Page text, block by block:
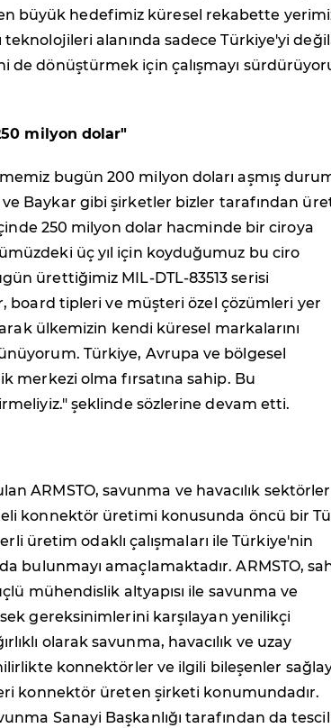
büyük hedefimiz küresel rekabette
teknolojileri alanında sadece Türkiye'yi
de dönüştürmek için çalışmayı
milyon dolar"
bugün 200 milyon doları aşmış
ve Baykar gibi şirketler bizler tarafından
250 milyon dolar hacminde bir ciroya
üç yıl için koyduğumuz bu ciro
ürettiğimiz MIL-DTL-83513 serisi
board tipleri ve müşteri özel çözümleri yer
ülkemizin kendi küresel markalarını
Türkiye, Avrupa ve bölgesel
merkezi olma fırsatına sahip. Bu
şeklinde sözlerine devam etti.
ARMSTO, savunma ve havacılık
konnektör üretimi konusunda öncü bir
üretim odaklı çalışmaları ile Türkiye'nin
bulunmayı amaçlamaktadır. ARMSTO,
mühendislik altyapısı ile savunma ve
gereksinimlerini karşılayan yenilikçi
olarak savunma, havacılık ve uzay
konnektörler ve ilgili bileşenler
konnektör üreten şirketi konumundadır.
Sanayi Başkanlığı tarafından da